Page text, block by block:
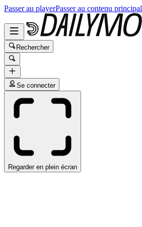
Passer au playerPasser au contenu principal
Rechercher
Se connecter
Regarder en plein écran